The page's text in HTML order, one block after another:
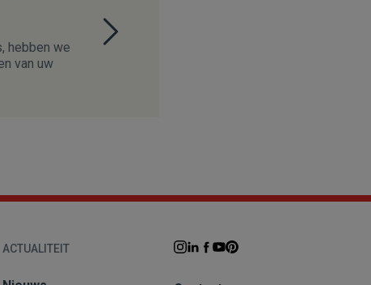
hebben we
van uw
ACTUALITEIT